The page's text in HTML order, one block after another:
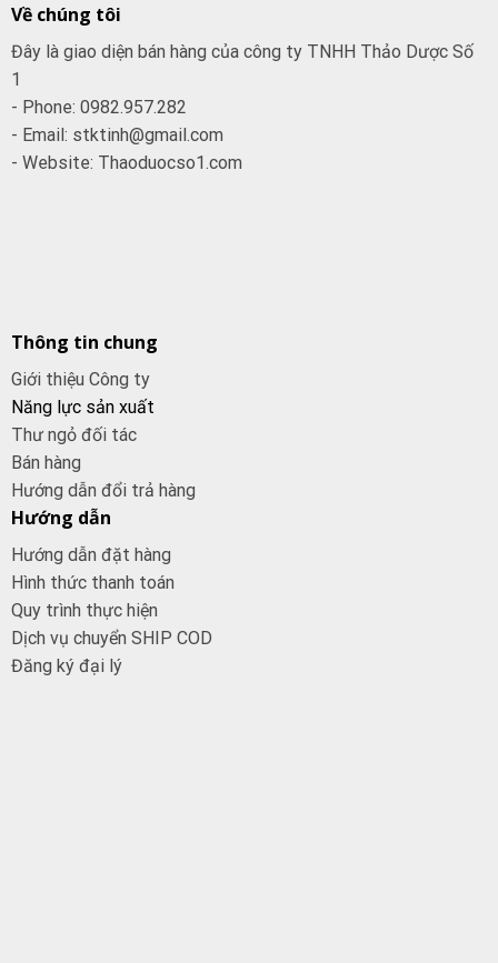
Về chúng tôi
Đây là giao diện bán hàng của công ty TNHH Thảo Dược Số
1
- Phone: 0982.957.282
- Email: stktinh@gmail.com
- Website: Thaoduocso1.com
Thông tin chung
Giới thiệu Công ty
Năng lực sản xuất
Thư ngỏ đối tác
Bán hàng
Hướng dẫn đổi trả hàng
Hướng dẫn
Hướng dẫn đặt hàng
Hình thức thanh toán
Quy trình thực hiện
Dịch vụ chuyển SHIP COD
Đăng ký đại lý